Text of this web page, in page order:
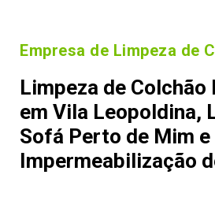
Empresa de Limpeza de
Limpeza de
em Vila Leopoldina,
Sofá Perto de Mim e
Impermeabilização